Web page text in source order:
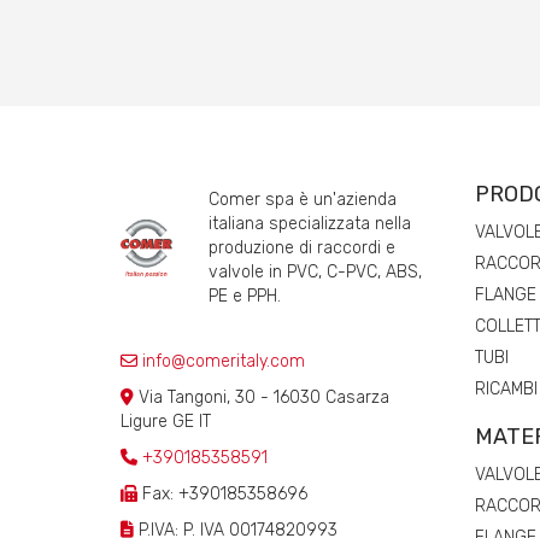
Comer spa è un'azienda
italiana specializzata nella
produzione di raccordi e
valvole in PVC, C-PVC, ABS,
PE e PPH.
info@comeritaly.com
Via Tangoni, 30 - 16030 Casarza
Ligure GE IT
+390185358591
Fax: +390185358696
P.IVA: P. IVA 00174820993
FLANGE
TUBI